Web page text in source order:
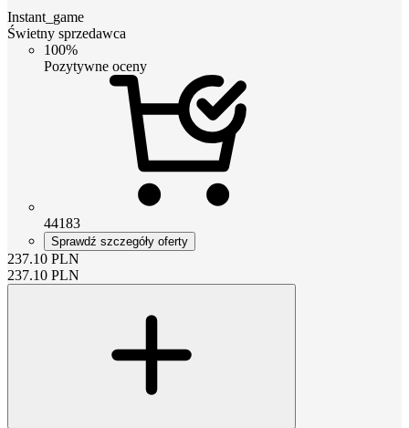
Instant_game
Świetny sprzedawca
100%
Pozytywne oceny
44183
Sprawdź szczegóły oferty
237.10 PLN
237.10 PLN